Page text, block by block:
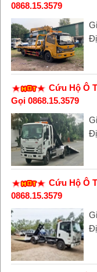
0868.15.3579
Cứu Hộ Ô
Gọi 0868.15.3579
Cứu Hộ Ô
0868.15.3579